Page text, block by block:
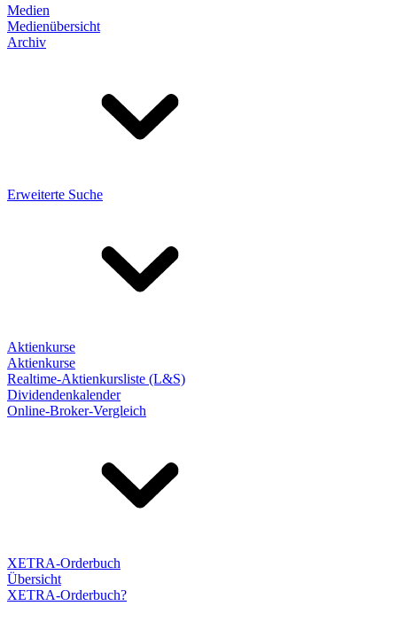
Medien
Medienübersicht
Archiv
Erweiterte Suche
Aktienkurse
Aktienkurse
Realtime-Aktienkursliste (L&S)
Dividendenkalender
Online-Broker-Vergleich
XETRA-Orderbuch
Übersicht
XETRA-Orderbuch?